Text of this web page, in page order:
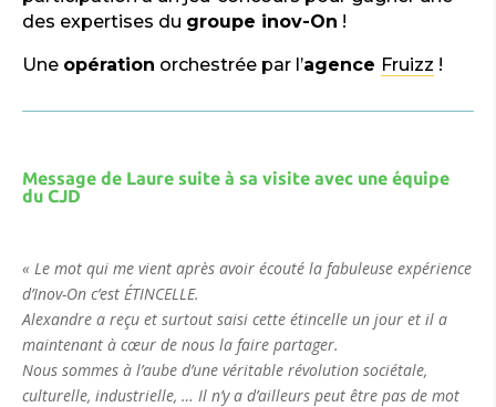
des expertises du groupe inov-On !
Une opération orchestrée par l’agence Fruizz !
Message de Laure suite à sa visite avec une équipe
du CJD
« Le mot qui me vient après avoir écouté la fabuleuse expérience
d’Inov-On c’est ÉTINCELLE.
Alexandre a reçu et surtout saisi cette étincelle un jour et il a
maintenant à cœur de nous la faire partager.
Nous sommes à l’aube d’une véritable révolution sociétale,
culturelle, industrielle, … Il n’y a d’ailleurs peut être pas de mot